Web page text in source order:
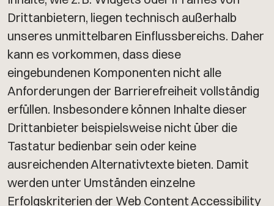
Drittanbietern, liegen technisch außerhalb
unseres unmittelbaren Einflussbereichs. Daher
kann es vorkommen, dass diese
eingebundenen Komponenten nicht alle
Anforderungen der Barrierefreiheit vollständig
erfüllen. Insbesondere können Inhalte dieser
Drittanbieter beispielsweise nicht über die
Tastatur bedienbar sein oder keine
ausreichenden Alternativtexte bieten. Damit
werden unter Umständen einzelne
Erfolgskriterien der Web Content Accessibility